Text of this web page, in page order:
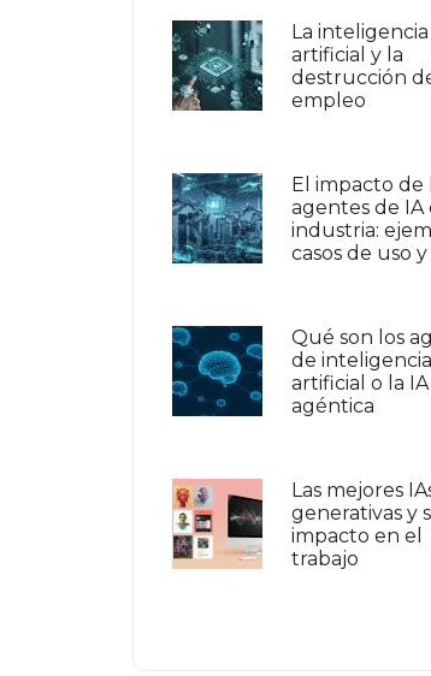
La inteligencia
artificial y la
destrucción
empleo
El impacto de
agentes de IA
industria:
casos de uso
Qué son los
de inteligencia
artificial o la IA
agéntica
Las mejores
generativas y
impacto en el
trabajo